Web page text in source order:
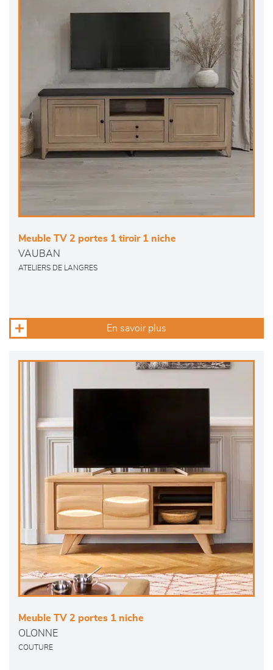
Meuble TV 2 portes 1 tiroir 1 niche
VAUBAN
ATELIERS DE LANGRES
En savoir plus
Meuble TV 2 portes 1 niche
OLONNE
COUTURE